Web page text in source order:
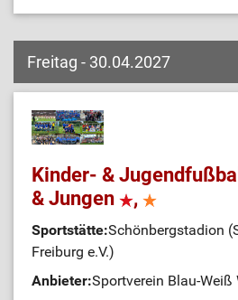
Freitag - 30.04.2027
Kinder- &
& Jungen
,
Sportstätte:Schönbergstadion
Freiburg e.V.)
Anbieter:Sportverein Blau-Weiß